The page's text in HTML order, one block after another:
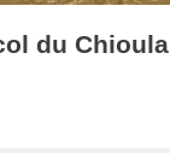
du Chioula